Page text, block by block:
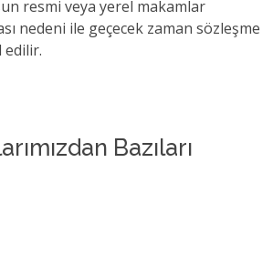
resmi veya yerel makamlar
nedeni ile geçecek zaman sözleşme
edilir.
Bazıları